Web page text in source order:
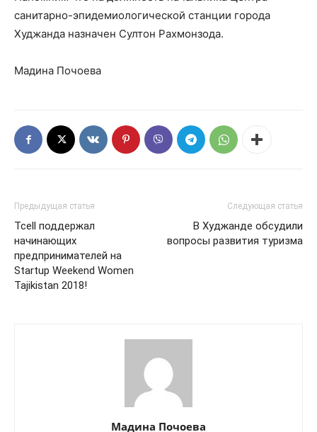
санитарно-эпидемиологической станции города
Худжанда назначен Султон Рахмонзода.
Мадина Почоева
Предыдущая статья
Tcell поддержал
начинающих
предпринимателей на
Startup Weekend Womеn
Tajikistan 2018!
Следующая статья
В Худжанде обсудили
вопросы развития туризма
Мадина Почоева